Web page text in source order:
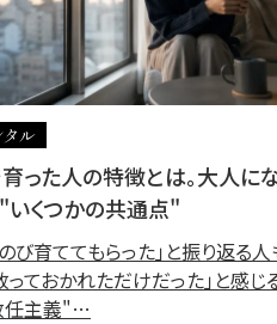
ル
った人の特徴とは。大人に
くつかの共通点"
び育ててもらった」と振り返る
っておかれただけだった」と感じ
任主義"…